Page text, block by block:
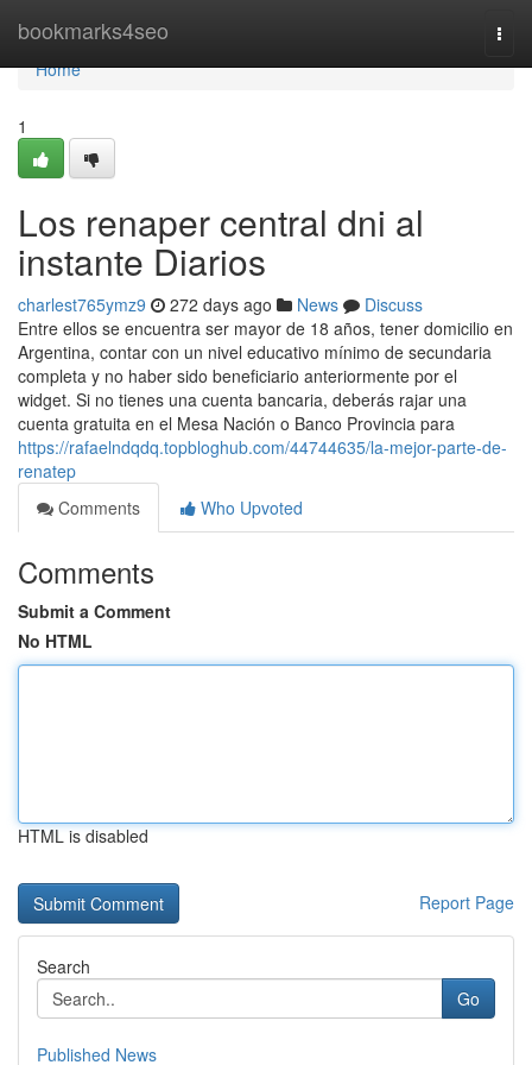
bookmarks4seo
Home
Home
1
Los renaper central dni al
instante Diarios
charlest765ymz9 272 days ago News
Discuss
Entre ellos se encuentra ser mayor de 18 años, tener domicilio en
Argentina, contar con un nivel educativo mínimo de secundaria
completa y no haber sido beneficiario anteriormente por el
widget. Si no​ tienes una cuenta bancaria, deberás rajar una
cuenta ​gratuita en el Mesa Nación o Banco Provincia para
https://rafaelndqdq.topbloghub.com/44744635/la-mejor-parte-de-
renatep
Comments
Who Upvoted
Comments
Submit a Comment
No HTML
HTML is disabled
Report Page
Search
Go
Published News